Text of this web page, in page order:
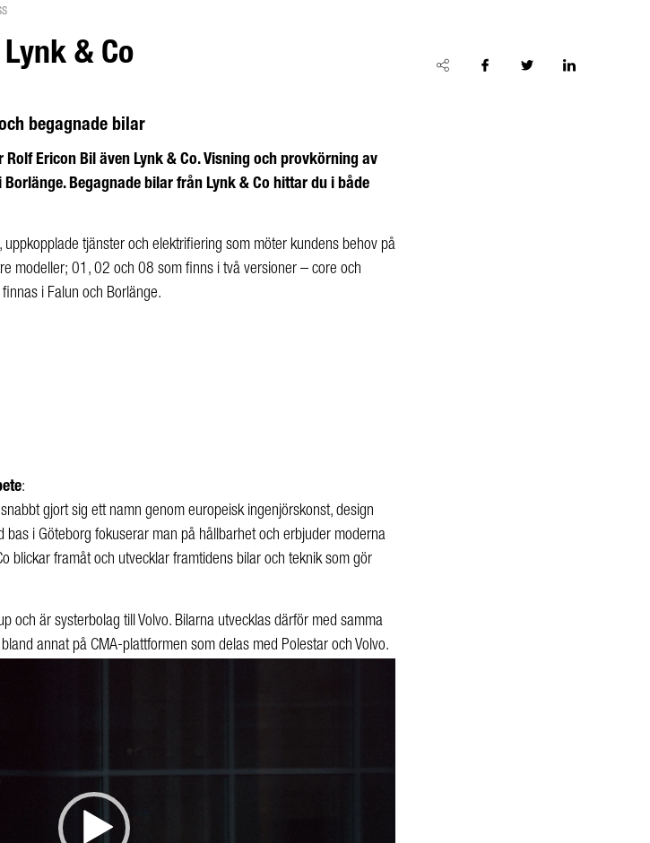
& Co
begagnade bilar
Ericon Bil även Lynk & Co. Visning och provkörning av
Begagnade bilar från Lynk & Co hittar du i både
uppkopplade tjänster och elektrifiering som möter kundens behov på
modeller; 01, 02 och 08 som finns i två versioner – core och
i Falun och Borlänge.
:
gjort sig ett namn genom europeisk ingenjörskonst, design
bas i Göteborg fokuserar man på hållbarhet och erbjuder moderna
blickar framåt och utvecklar framtidens bilar och teknik som gör
och är systerbolag till Volvo. Bilarna utvecklas därför med samma
annat på CMA-plattformen som delas med Polestar och Volvo.